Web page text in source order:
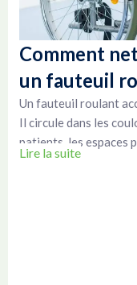
Comment
un fauteuil
Un fauteuil roulant
Il circule dans les
patients, les espaces
Lire la suite